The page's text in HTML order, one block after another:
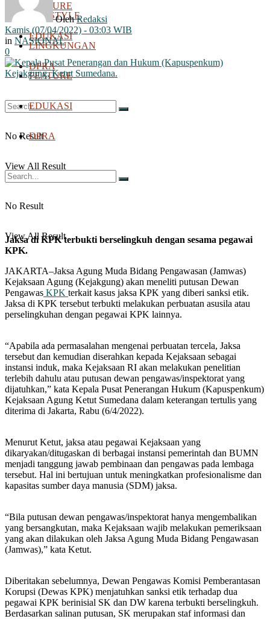
FEATURE
EDUKASI
DPRA
No Result
View All Result
LIFESTYLE
LINGKUNGAN
FEATURE
EDUKASI
DPRA
No Result
View All Result
Oleh Redaksi
Kamis (07/04/2022) - 03:03 WIB
in NASIONAL
0
Jaksa di KPK terbukti berselingkuh dengan sesama pegawai
KPK.
JAKARTA–Jaksa Agung Muda Bidang Pengawasan (Jamwas)
Kejaksaan Agung (Kejakgung) akan meneliti putusan Dewan
Pengawas KPK terkait kasus jaksa KPK yang diberi sanksi etik.
Jaksa di KPK tersebut terbukti melakukan perbuatan asusila atau
perselingkuhan dengan pegawai KPK lainnya.
“Apabila ada permasalahan mengenai perbuatan tercela, Jaksa
tersebut dan kemudian diserahkan kepada Kejaksaan sebagai
instansi induk, maka Kejaksaan RI akan melakukan penelitian
terlebih dahulu atau putusan dewan pengawas/inspektorat yang
dijatuhkan,” kata Kepala Pusat Penerangan Hukum (Kapuspenkum)
Kejaksaan Agung Ketut Sumedana dalam keterangan tertulis yang
diterima di Jakarta, Rabu (6/4/2022).
Menurut Ketut, jaksa atau pegawai Kejaksaan yang
dikaryakan/ditugaskan di berbagai instansi pemerintah dan BUMN
menjadi tanggung jawab pembinaan dan pengawas pada lembaga
tersebut. Hal ini bertujuan untuk meningkatkan profesionalisme dan
kapasitas sumber daya manusia (SDM) jaksa.
“Bila putusan dewan pengawas/inspektorat hanya mengembalikan
yang bersangkutan, maka Kejaksaan wajib melakukan pemeriksaan
yang akan dilakukan oleh Jaksa Agung Muda Bidang Pengawasan
(Jamwas),” kata Ketut.
Diberitakan sebelumnya, Dewan Pengawas Komisi Pemberantasan
Korupsi (Dewas KPK) menjatuhkan sanksi etik terhadap dua
pegawai KPK berinisial SK dan DW karena terbukti berselingkuh.
Berdasarkan salinan putusan, SK merupakan staf informasi dan